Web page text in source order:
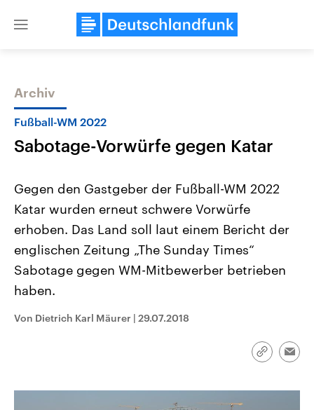
Close
Themen
Landtagswahl Sachsen-Anhalt
2026
Alle Informationen
Sachsen-Anhalt wählt am 6.
September 2026 einen neuen
Bundesland von einer Koalition aus
CDU, SPD und FDP regiert.-
USA
Aktuelle Beiträge,
Hintergründe
Wirtschaftlich und
aktuelle Weltgeschehen.
Audio-Archiv
Archiv
Fußball-WM 2022
Sabotage-Vorwürfe gegen Katar
Gegen den Gastgeber der Fußball-WM 2022
Katar wurden erneut schwere Vorwürfe
erhoben. Das Land soll laut einem Bericht der
englischen Zeitung „The Sunday Times“
Sabotage gegen WM-Mitbewerber betrieben
haben.
Von Dietrich Karl Mäurer | 29.07.2018
Link